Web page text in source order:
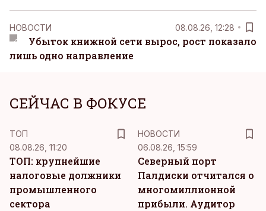
НОВОСТИ 08.08.26, 12:28
Убыток книжной сети вырос, рост показало
лишь одно направление
СЕЙЧАС В ФОКУСЕ
ТОП
08.08.26, 11:20
ТОП: крупнейшие
налоговые должники
промышленного
сектора
НОВОСТИ
06.08.26, 15:59
Северный порт
Палдиски отчитался о
многомиллионной
прибыли. Аудитор